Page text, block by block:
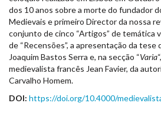
dos 10 anos sobre a morte do fundador
Medievais e primeiro Director da nossa
conjunto de cinco “Artigos” de temática
de “Recensões”, a apresentação da
Joaquim Bastos Serra e, na secção “Varia
medievalista francês Jean Favier, da
Carvalho Homem.
DOI: https://doi.org/10.4000/